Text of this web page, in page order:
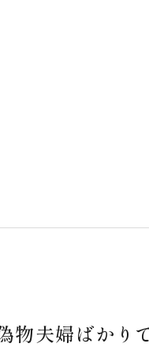
物夫婦ばかり